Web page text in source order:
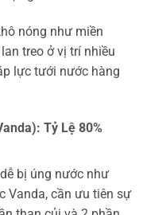
nóng như miền
treo ở vị trí nhiều
lực tưới nước hàng
Tỷ Lệ 80%
bị úng nước như
Vanda, cần ưu tiên sự